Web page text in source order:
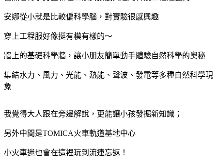
安娜從小就是比較偏科學腦，對實驗很感興趣
穿上工程服好像挺有模有樣的～
牆上的基礎科學牆，讓小朋友簡單動手體驗自然科學的奧秘
集結水力、風力、光能、熱能、聲波、發電等多種自然科學現
象
我覺得大人跟在旁邊解說，更能讓小孩發掘新知識；
另外中間是TOMICA火車軌道基地中心
小火車迷也會在這裡玩到流連忘返！